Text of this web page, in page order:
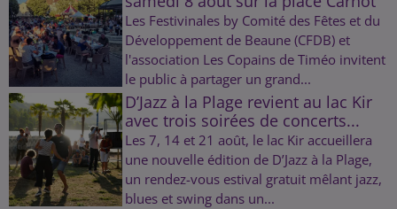
Les Festivinales by Comité des Fêtes et du
Développement de Beaune (CFDB) et
l'association Les Copains de Timéo invitent
le public à partager un grand...
D’Jazz à la Plage revient au lac Kir
avec trois soirées de concerts...
Les 7, 14 et 21 août, le lac Kir accueillera
une nouvelle édition de D’Jazz à la Plage,
un rendez-vous estival gratuit mêlant jazz,
blues et swing dans un...